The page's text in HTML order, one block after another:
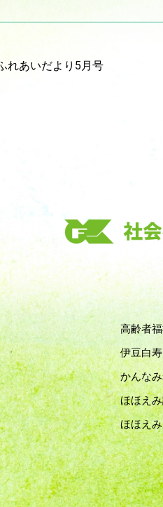
れあいだより5月号
高齢者
伊豆白
かんな
ほほえ
ほほえ